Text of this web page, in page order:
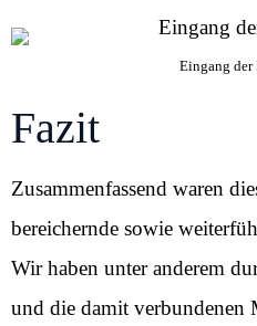
Eingang der
Fazit
Zusammenfassend waren
bereichernde sowie
Wir haben unter anderem
und die damit verbundenen